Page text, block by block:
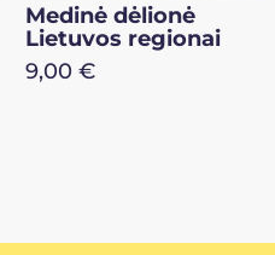
Matavimo cilindrų
rinkinys
22,00€